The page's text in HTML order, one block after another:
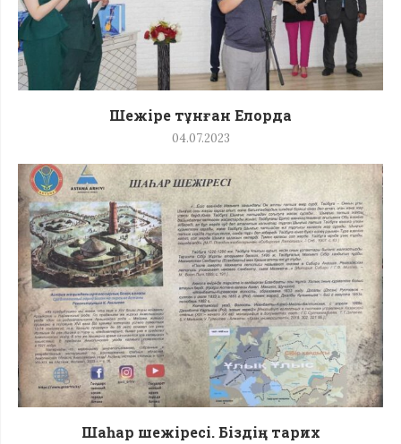
Шежіре тұнған Елорда
04.07.2023
Шаһар шежіресі. Біздің тарих